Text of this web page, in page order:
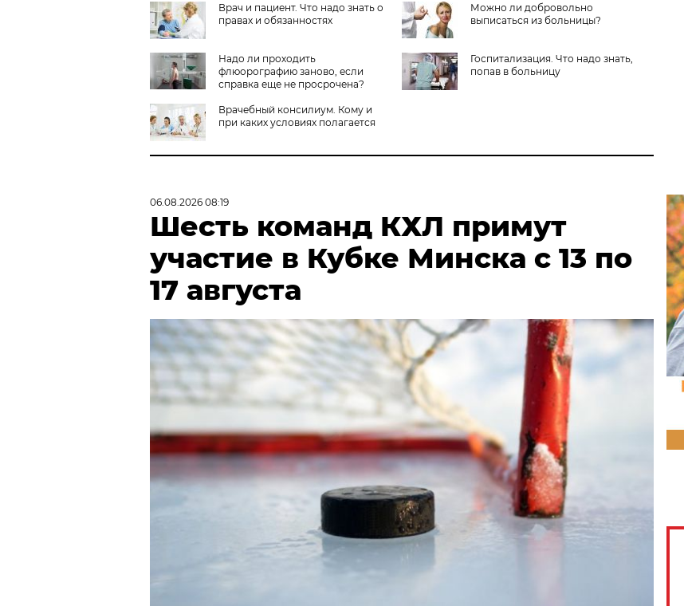
Врач и пациент. Что надо знать о
правах и обязанностях
Можно ли добровольно
выписаться из больницы?
Надо ли проходить
флюорографию заново, если
справка еще не просрочена?
Госпитализация. Что надо знать,
попав в больницу
Врачебный консилиум. Кому и
при каких условиях полагается
06.08.2026 08:19
Шесть команд КХЛ примут
участие в Кубке Минска с 13 по
17 августа